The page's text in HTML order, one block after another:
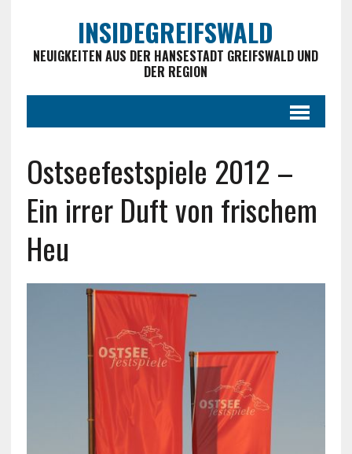
INSIDEGREIFSWALD
NEUIGKEITEN AUS DER HANSESTADT GREIFSWALD UND
DER REGION
Ostseefestspiele 2012 –
Ein irrer Duft von frischem
Heu